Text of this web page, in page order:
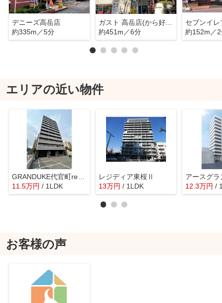
デニーズ高岳店
約335m／5分
ガスト 高岳店(から好し取扱店)
約451m／6分
約152m／
エリアの近い物件
GRANDUKE代官町reverso
11.5万円 / 1LDK
レジディア東桜Ⅱ
13万円 / 1LDK
アースグラ
12.3万円 /
お客様の声